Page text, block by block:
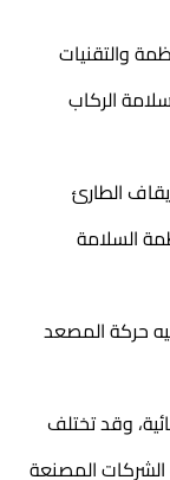
والتقنيات
الركاب
الطارئ
السلامة
المصعد
وقد تختلف
المصنعة